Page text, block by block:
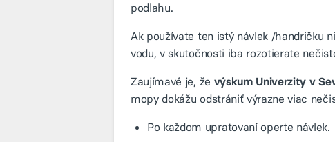
podlahu.
Ak používate ten istý návlek /handričku
vodu, v skutočnosti iba rozotierate
Zaujímavé je, že výskum Univerzity v
mopy dokážu odstrániť výrazne viac
Po každom upratovaní operte návlek.